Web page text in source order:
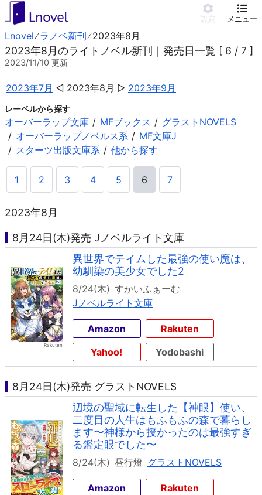
設定 メニュー
Lnovel ラノベ新刊 2023年8月
2023年8月のライトノベル新刊｜発売日一覧 [ 6 / 7 ]
2023/11/10 更新
2023年7月 2023年8月 2023年9月
レーベルから探す
オーバーラップ文庫 MFブックス
グラストNOVELS
オーバーラップノベルス系
MF文庫J
スターツ出版文庫系
他から探す
1 2 3 4 5 6 7
2023年8月
8月24日(木)発売 Jノベルライト文庫
異世界でテイムした最強の使い魔は、
幼馴染の美少女でした2
8/24(木) すかいふぁーむ
Jノベルライト文庫
Amazon
Rakuten
Yahoo!
Yodobashi
8月24日(木)発売 グラストNOVELS
辺境の聖域に転生した【神眼】使い、
二度目の人生はもふもふの森で暮らし
ます〜神様から授かったのは最強すぎ
る鑑定眼でした〜
8/24(木) 昼行燈 グラストNOVELS
Amazon
Rakuten